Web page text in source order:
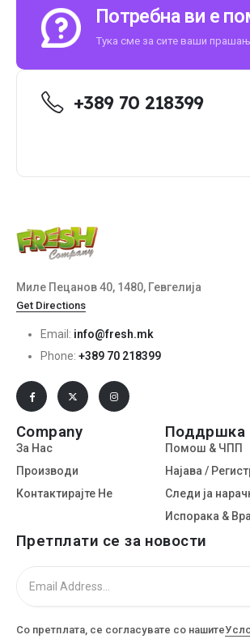
Потребна ви е
Тука сме за сите ваши
+389 70 218399
Миле Пецанов 40, 1480, Гевгелија
Get Directions
Email: info@fresh.mk
Phone: +389 70 218399
Company
За Нас
Производи
Контактирајте Не
Поддршка
Помош & ЧПП
Најава /
Следи ја
Испорака &
Претплати се за новости
Со претплата, се согласувате со нашите